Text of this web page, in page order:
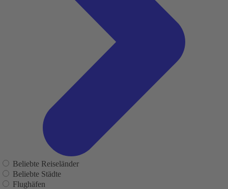
Beliebte Reiseländer
Beliebte Städte
Flughäfen